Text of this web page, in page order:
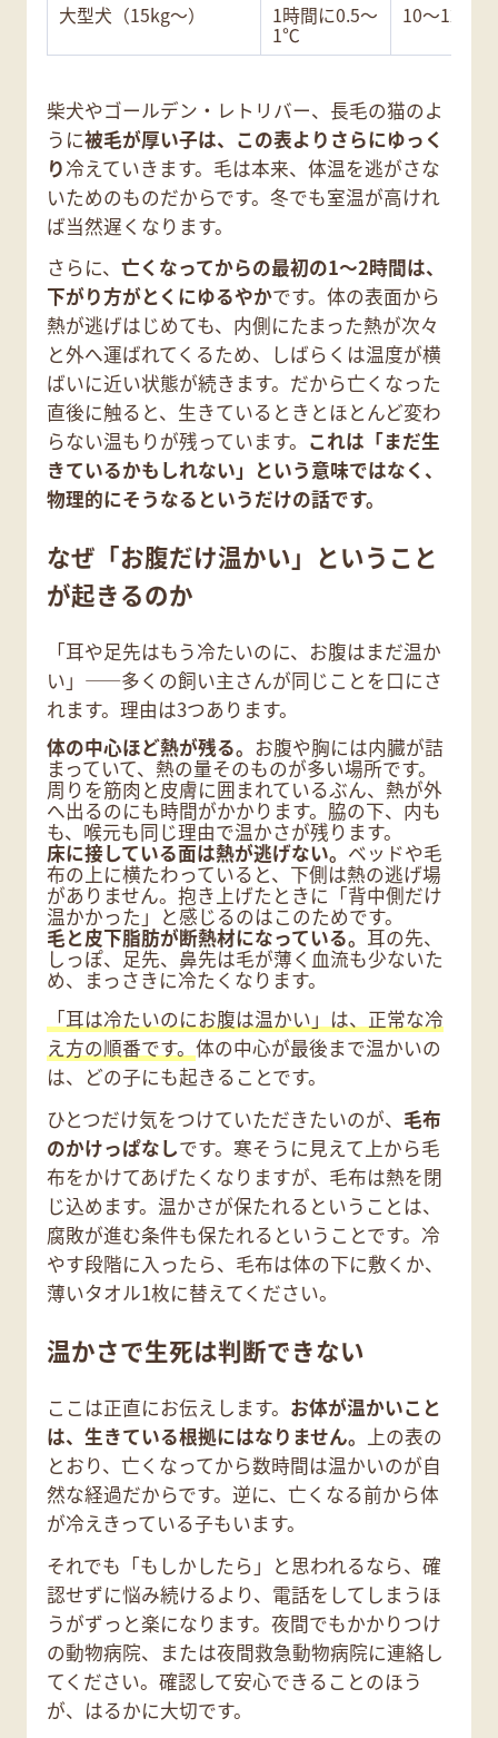
大型犬（15kg〜） 1時間に0.5〜
1℃
10〜12時間
柴犬やゴールデン・レトリバー、長毛の猫のよ
うに被毛が厚い子は、この表よりさらにゆっく
り冷えていきます。毛は本来、体温を逃がさな
いためのものだからです。冬でも室温が高けれ
ば当然遅くなります。
さらに、 亡くなってからの最初の1〜2時間は、
下がり方がとくにゆるやかです。体の表面から
熱が逃げはじめても、内側にたまった熱が次々
と外へ運ばれてくるため、しばらくは温度が横
ばいに近い状態が続きます。だから亡くなった
直後に触ると、生きているときとほとんど変わ
らない温もりが残っています。 これは「まだ生
きているかもしれない」という意味ではなく、
物理的にそうなるというだけの話です。
なぜ「お腹だけ温かい」ということ
が起きるのか
「耳や足先はもう冷たいのに、お腹はまだ温か
い」——多くの飼い主さんが同じことを口にさ
れます。理由は3つあります。
体の中心ほど熱が残る。 お腹や胸には内臓が詰
まっていて、熱の量そのものが多い場所です。
周りを筋肉と皮膚に囲まれているぶん、熱が外
へ出るのにも時間がかかります。脇の下、内も
も、喉元も同じ理由で温かさが残ります。
床に接している面は熱が逃げない。 ベッドや毛
布の上に横たわっていると、下側は熱の逃げ場
がありません。抱き上げたときに「背中側だけ
温かかった」と感じるのはこのためです。
毛と皮下脂肪が断熱材になっている。 耳の先、
しっぽ、足先、鼻先は毛が薄く血流も少ないた
め、まっさきに冷たくなります。
「耳は冷たいのにお腹は温かい」は、正常な冷
え方の順番です。 体の中心が最後まで温かいの
は、どの子にも起きることです。
ひとつだけ気をつけていただきたいのが、 毛布
のかけっぱなしです。寒そうに見えて上から毛
布をかけてあげたくなりますが、毛布は熱を閉
じ込めます。温かさが保たれるということは、
腐敗が進む条件も保たれるということです。冷
やす段階に入ったら、毛布は体の下に敷くか、
薄いタオル1枚に替えてください。
温かさで生死は判断できない
ここは正直にお伝えします。 お体が温かいこと
は、生きている根拠にはなりません。 上の表の
とおり、亡くなってから数時間は温かいのが自
然な経過だからです。逆に、亡くなる前から体
が冷えきっている子もいます。
それでも「もしかしたら」と思われるなら、確
認せずに悩み続けるより、電話をしてしまうほ
うがずっと楽になります。夜間でもかかりつけ
の動物病院、または夜間救急動物病院に連絡し
てください。確認して安心できることのほう
が、はるかに大切です。